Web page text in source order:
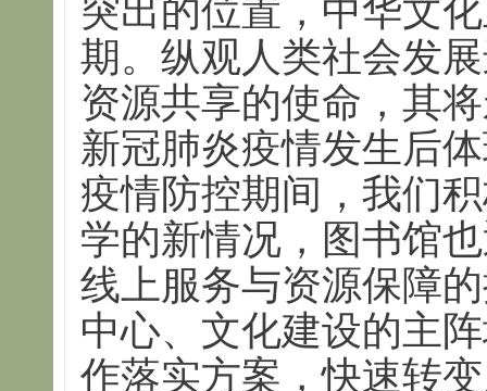
突出的位置，中华文
期。纵观人类社会发
资源共享的使命，其
新冠肺炎疫情发生后
疫情防控期间，我们
学的新情况，图书馆
线上服务与资源保障
中心、文化建设的主
作落实方案，快速转